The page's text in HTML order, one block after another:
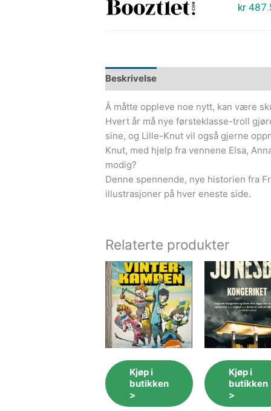
kr
Beskrivelse
Å måtte oppleve noe nytt, kan være
Hvert år må nye førsteklasse-troll
sine, og Lille-Knut vil også gjerne
Knut, med hjelp fra vennene Elsa,
modig?
Denne spennende, nye historien fra
illustrasjoner på hver eneste side.
Relaterte produkter
Kjøp i
butikken
>
Kjøp i
butikken
>